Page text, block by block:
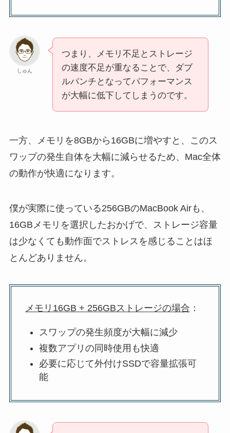
しゅん
つまり、メモリ不足とストレージ
の速度不足が重なることで、ダブ
ルパンチとなってパフォーマンス
が大幅に低下してしまうのです。
一方、メモリを8GBから16GBに増やすと、このス
ワップの発生自体を大幅に減らせるため、Mac全体
の動作が快適になります。
僕が実際に使っている256GBのMacBook Airも、
16GBメモリを選択したおかげで、ストレージ容量
は少なくても動作面でストレスを感じることはほ
とんどありません。
メモリ16GB + 256GBストレージの場合 ：
スワップの発生頻度が大幅に減少
複数アプリの同時使用も快適
必要に応じて外付けSSDで容量拡張可
能